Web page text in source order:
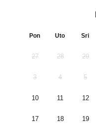
Pon Uto Sri
27 28 29
3 4 5
10 11 12
17 18 19